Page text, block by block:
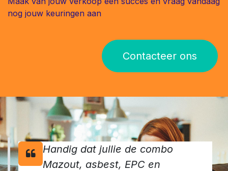
nog jouw keuringen aan
Contacteer ons
Handig dat jullie de combo
Mazout, asbest, EPC en